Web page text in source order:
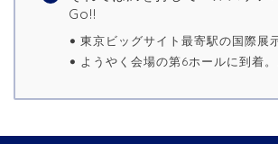
Go!!
東京ビッグサイト最寄駅の国際展
ようやく会場の第6ホールに到着。